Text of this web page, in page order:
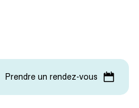
Prendre un rendez-vous